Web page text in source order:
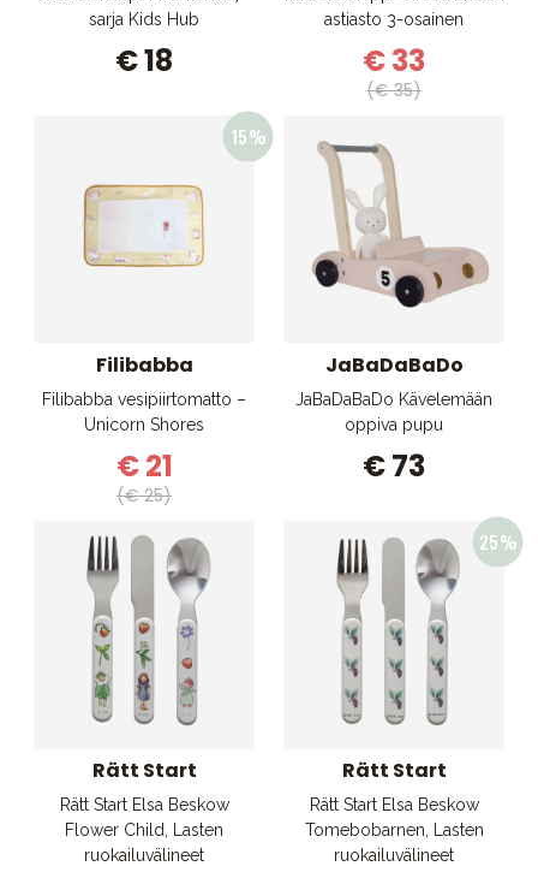
sarja Kids Hub
€ 18
astiasto 3-osainen
€ 33
(€ 35)
Filibabba
Filibabba vesipiirtomatto –
Unicorn Shores
€ 21
(€ 25)
JaBaDaBaDo
JaBaDaBaDo Kävelemään
oppiva pupu
€ 73
Rätt Start
Rätt Start Elsa Beskow
Flower Child, Lasten
ruokailuvälineet
Rätt Start
Rätt Start Elsa Beskow
Tomebobarnen, Lasten
ruokailuvälineet